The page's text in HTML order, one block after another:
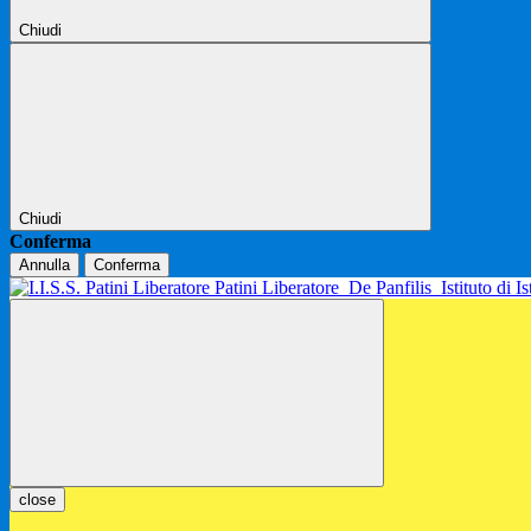
Chiudi
Chiudi
Conferma
Annulla Conferma
Patini Liberatore De Panfilis Istituto di
close